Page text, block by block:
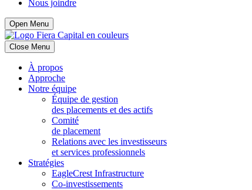
Nous joindre
Open Menu
Close Menu
À propos
Approche
Notre équipe
Équipe de gestion
des placements et des actifs
Comité
de placement
Relations avec les investisseurs
et services professionnels
Stratégies
EagleCrest Infrastructure
Co-investissements